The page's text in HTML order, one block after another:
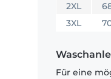
2XL
3XL
Für eine